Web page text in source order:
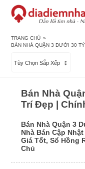
TRANG CHỦ »
BÁN NHÀ QUẬN 3 DƯỚI 30
Tùy Chọn Sắp Xếp
Bán Nhà
Trí Đẹp |
Bán Nhà Quận 3
Nhà Bán Cập
Giá Tốt, Sổ Hồng
Chủ